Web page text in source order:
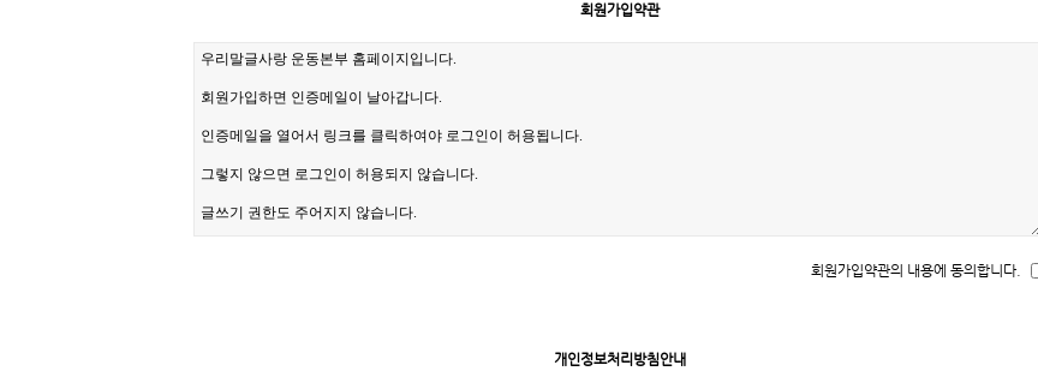
회원가입약관
회원가입약관의 내용에 동의합니다.
개인정보처리방침안내